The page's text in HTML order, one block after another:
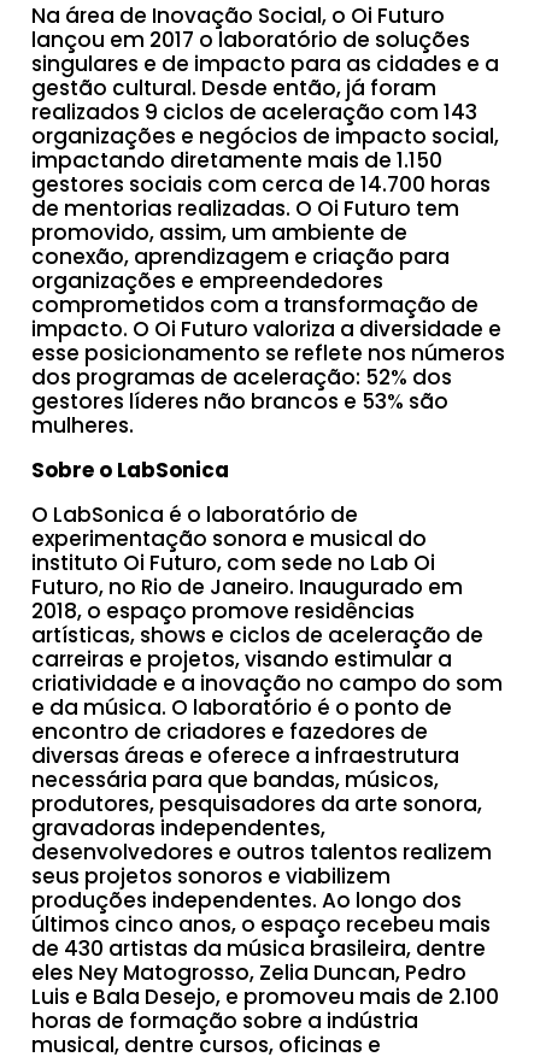
Na área de Inovação Social, o Oi Futuro
lançou em 2017 o laboratório de soluções
singulares e de impacto para as cidades e a
gestão cultural. Desde então, já foram
realizados 9 ciclos de aceleração com 143
organizações e negócios de impacto social,
impactando diretamente mais de 1.150
gestores sociais com cerca de 14.700 horas
de mentorias realizadas. O Oi Futuro tem
promovido, assim, um ambiente de
conexão, aprendizagem e criação para
organizações e empreendedores
comprometidos com a transformação de
impacto. O Oi Futuro valoriza a diversidade e
esse posicionamento se reflete nos números
dos programas de aceleração: 52% dos
gestores líderes não brancos e 53% são
mulheres.
Sobre o LabSonica
O LabSonica é o laboratório de
experimentação sonora e musical do
instituto Oi Futuro, com sede no Lab Oi
Futuro, no Rio de Janeiro. Inaugurado em
2018, o espaço promove residências
artísticas, shows e ciclos de aceleração de
carreiras e projetos, visando estimular a
criatividade e a inovação no campo do som
e da música. O laboratório é o ponto de
encontro de criadores e fazedores de
diversas áreas e oferece a infraestrutura
necessária para que bandas, músicos,
produtores, pesquisadores da arte sonora,
gravadoras independentes,
desenvolvedores e outros talentos realizem
seus projetos sonoros e viabilizem
produções independentes. Ao longo dos
últimos cinco anos, o espaço recebeu mais
de 430 artistas da música brasileira, dentre
eles Ney Matogrosso, Zelia Duncan, Pedro
Luis e Bala Desejo, e promoveu mais de 2.100
horas de formação sobre a indústria
musical, dentre cursos, oficinas e